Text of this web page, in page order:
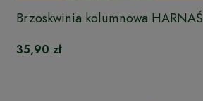
Brzoskwinia kolumnowa HARNAŚ
35,90 zł